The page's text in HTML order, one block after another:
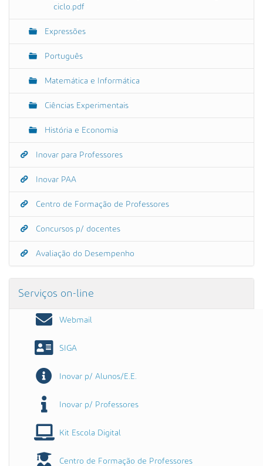
ciclo.pdf
Expressões
Português
Matemática e Informática
Ciências Experimentais
História e Economia
Inovar para Professores
Inovar PAA
Centro de Formação de Professores
Concursos p/ docentes
Avaliação do Desempenho
Serviços on-line
Webmail
SIGA
Inovar p/ Alunos/E.E.
Inovar p/ Professores
Kit Escola Digital
Centro de Formação de Professores